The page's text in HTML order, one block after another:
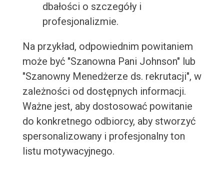
dbałości o szczegóły i
profesjonalizmie.
Na przykład, odpowiednim powitaniem
może być "Szanowna Pani Johnson" lub
"Szanowny Menedżerze ds. rekrutacji", w
zależności od dostępnych informacji.
Ważne jest, aby dostosować powitanie
do konkretnego odbiorcy, aby stworzyć
spersonalizowany i profesjonalny ton
listu motywacyjnego.